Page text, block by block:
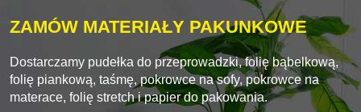
ZAMÓW MATERIAŁY PAKUNKOWE
Dostarczamy pudełka do przeprowadzki, folię bąbelkową,
folię piankową, taśmę, pokrowce na sofy, pokrowce na
materace, folię stretch i papier do pakowania.